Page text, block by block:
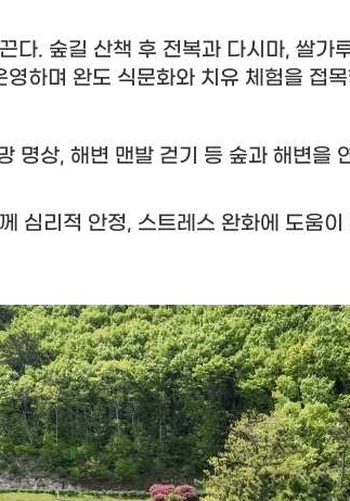
다. 숲길 산책 후 전복과 다시마, 쌀가
하며 완도 식문화와 치유 체험을 접
명상, 해변 맨발 걷기 등 숲과 해변을
심리적 안정, 스트레스 완화에 도움